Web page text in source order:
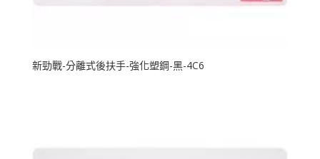
新勁戰-分離式後扶手-強化塑鋼-黑-4C6